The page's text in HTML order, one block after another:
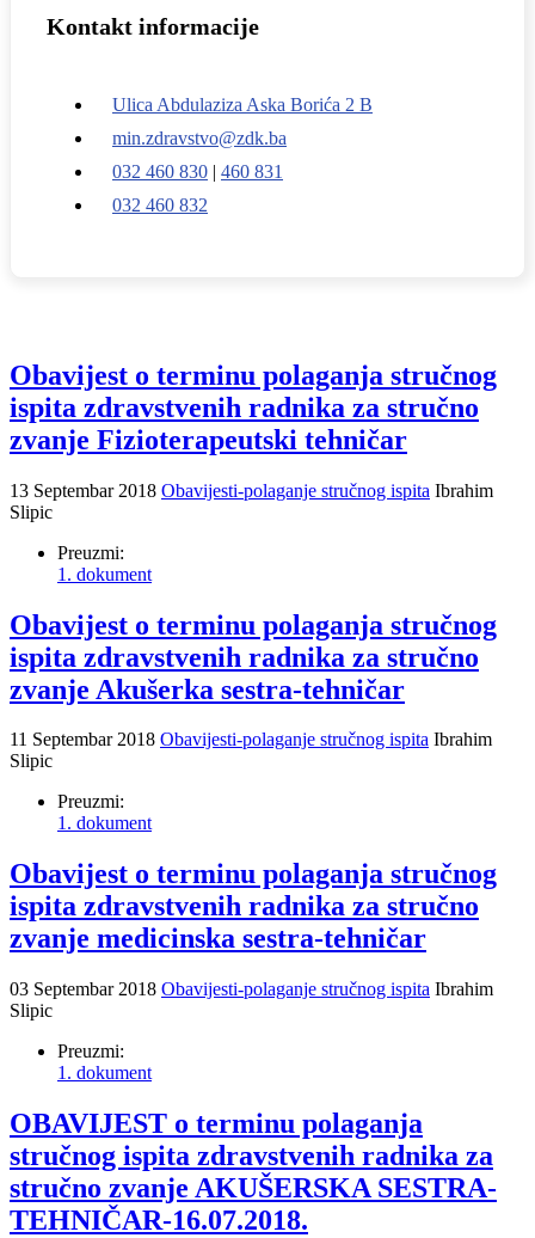
Kontakt informacije
Ulica Abdulaziza Aska Borića 2 B
min.zdravstvo@zdk.ba
032 460 830 | 460 831
032 460 832
Obavijest o terminu polaganja stručnog
ispita zdravstvenih radnika za stručno
zvanje Fizioterapeutski tehničar
13 Septembar 2018 Obavijesti-polaganje stručnog ispita Ibrahim
Slipic
Preuzmi:
1. dokument
Obavijest o terminu polaganja stručnog
ispita zdravstvenih radnika za stručno
zvanje Akušerka sestra-tehničar
11 Septembar 2018 Obavijesti-polaganje stručnog ispita Ibrahim
Slipic
Preuzmi:
1. dokument
Obavijest o terminu polaganja stručnog
ispita zdravstvenih radnika za stručno
zvanje medicinska sestra-tehničar
03 Septembar 2018 Obavijesti-polaganje stručnog ispita Ibrahim
Slipic
Preuzmi:
1. dokument
OBAVIJEST o terminu polaganja
stručnog ispita zdravstvenih radnika za
stručno zvanje AKUŠERSKA SESTRA-
TEHNIČAR-16.07.2018.